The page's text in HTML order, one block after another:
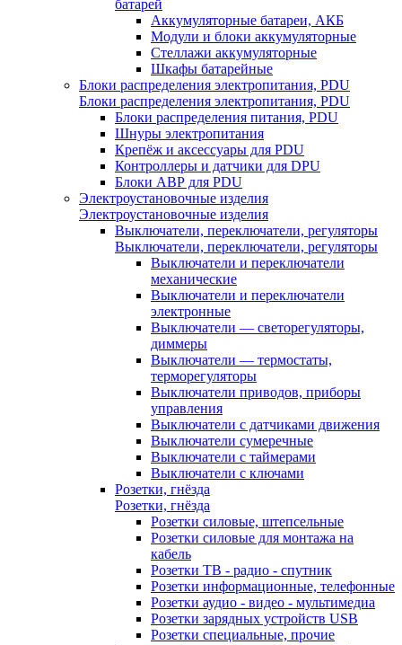
батарей
Аккумуляторные батареи, АКБ
Модули и блоки аккумуляторные
Стеллажи аккумуляторные
Шкафы батарейные
Блоки распределения электропитания, PDU
Блоки распределения электропитания, PDU
Блоки распределения питания, PDU
Шнуры электропитания
Крепёж и аксессуары для PDU
Контроллеры и датчики для DPU
Блоки АВР для PDU
Электроустановочные изделия
Электроустановочные изделия
Выключатели, переключатели, регуляторы
Выключатели, переключатели, регуляторы
Выключатели и переключатели
механические
Выключатели и переключатели
электронные
Выключатели — светорегуляторы,
диммеры
Выключатели — термостаты,
терморегуляторы
Выключатели приводов, приборы
управления
Выключатели с датчиками движения
Выключатели сумеречные
Выключатели с таймерами
Выключатели с ключами
Розетки, гнёзда
Розетки, гнёзда
Розетки силовые, штепсельные
Розетки силовые для монтажа на
кабель
Розетки ТВ - радио - спутник
Розетки информационные, телефонные
Розетки аудио - видео - мультимедиа
Розетки зарядных устройств USB
Розетки специальные, прочие